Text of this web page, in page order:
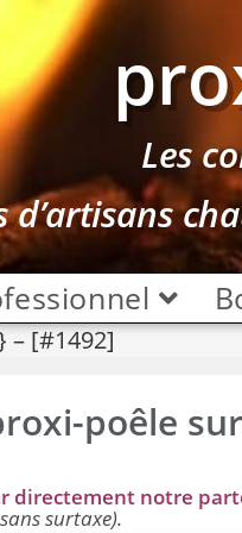
Les
d’artisans
– [#1492]
poêle
directement notre
surtaxe).